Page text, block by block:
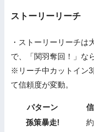
ストーリーリーチ
・ストーリーリーチは
で、「関羽奪回！」な
※リーチ中カットイン
て信頼度が変動。
パターン
孫策暴走!